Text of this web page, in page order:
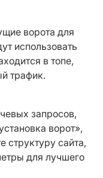
ворота для
использовать
в топе,
трафик.
запросов,
ворот»,
структуру сайта,
для лучшего